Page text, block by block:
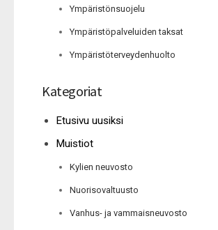
Ympäristönsuojelu
Ympäristöpalveluiden taksat
Ympäristöterveydenhuolto
Kategoriat
Etusivu uusiksi
Muistiot
Kylien neuvosto
Nuorisovaltuusto
Vanhus- ja vammaisneuvosto